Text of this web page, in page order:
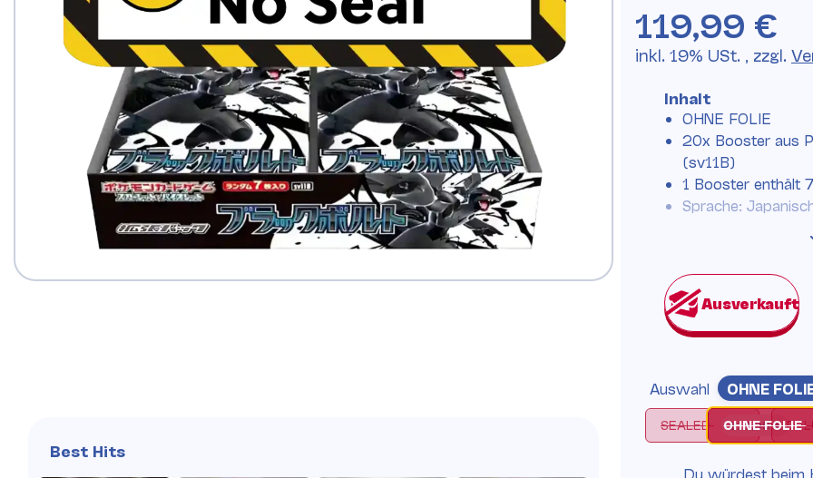
Best Hits
119,99 €
inkl. 19% USt. , zzgl.
Inhalt
OHNE FOLIE
20x Booster aus
(sv11B)
1 Booster enthält
Sprache:
Auswahl OHNE
SEALEDSEALED
119,99 €
OHNE FOLIE
Du würdest beim